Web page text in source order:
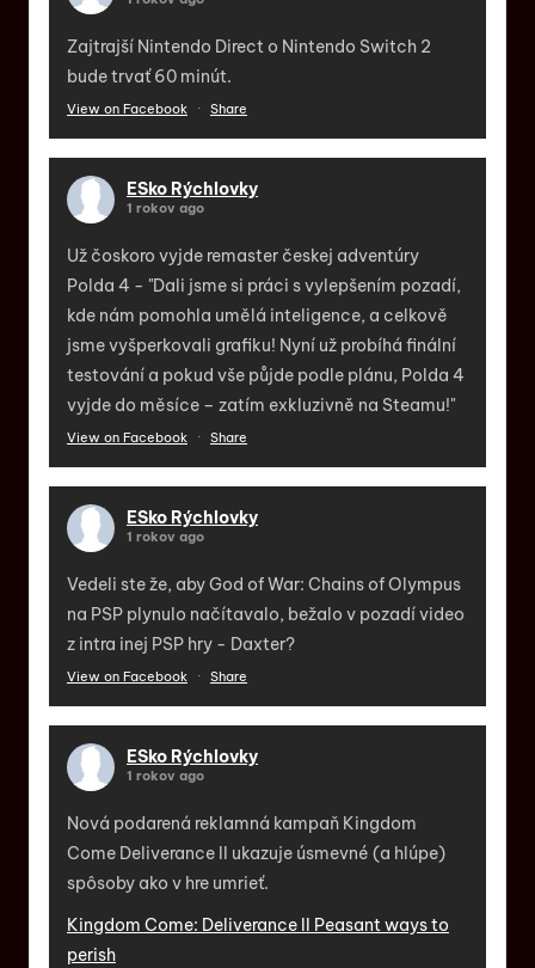
Zajtrajší Nintendo Direct o Nintendo Switch 2
bude trvať 60 minút.
View on Facebook · Share
ESko Rýchlovky
1 rokov ago
Už čoskoro vyjde remaster českej adventúry
Polda 4 - "Dali jsme si práci s vylepšením pozadí,
kde nám pomohla umělá inteligence, a celkově
jsme vyšperkovali grafiku! Nyní už probíhá finální
testování a pokud vše půjde podle plánu, Polda 4
vyjde do měsíce – zatím exkluzivně na Steamu!"
View on Facebook · Share
ESko Rýchlovky
1 rokov ago
Vedeli ste že, aby God of War: Chains of Olympus
na PSP plynulo načítavalo, bežalo v pozadí video
z intra inej PSP hry - Daxter?
View on Facebook · Share
ESko Rýchlovky
1 rokov ago
Nová podarená reklamná kampaň Kingdom
Come Deliverance II ukazuje úsmevné (a hlúpe)
spôsoby ako v hre umrieť.
Kingdom Come: Deliverance II Peasant ways to
perish